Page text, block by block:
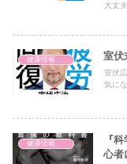
大丈
健康情報の読み解き・考え方 室伏
室伏
気に
健康情報の読み解き・考え方
『
心者